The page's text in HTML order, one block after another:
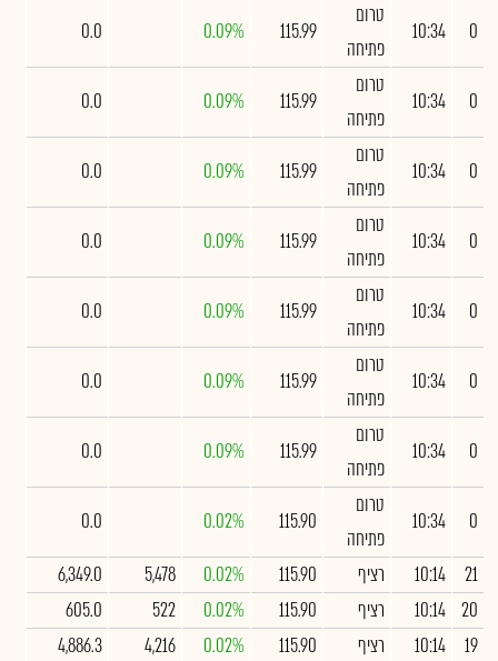
0
10:34
טרום
פתיחה
115.99
0.09%
0.0
0
10:34
טרום
פתיחה
115.99
0.09%
0.0
0
10:34
טרום
פתיחה
115.99
0.09%
0.0
0
10:34
טרום
פתיחה
115.99
0.09%
0.0
0
10:34
טרום
פתיחה
115.99
0.09%
0.0
0
10:34
טרום
פתיחה
115.99
0.09%
0.0
0
10:34
טרום
פתיחה
115.99
0.09%
0.0
0
10:34
טרום
פתיחה
115.90
0.02%
0.0
21
10:14 רציף 115.90
0.02%
5,478
6,349.0
20
10:14 רציף 115.90
0.02%
522
605.0
19
10:14 רציף 115.90
0.02%
4,216
4,886.3